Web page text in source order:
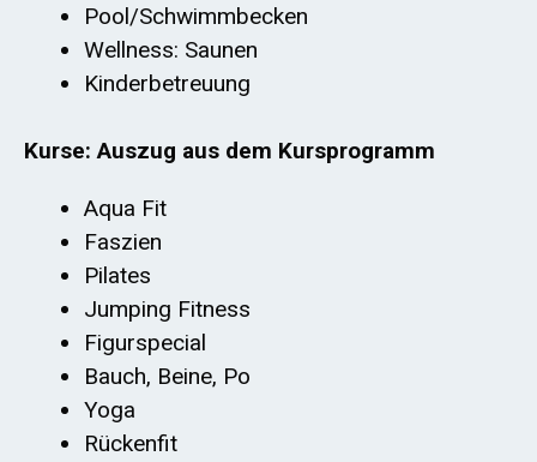
Pool/Schwimmbecken
Wellness: Saunen
Kinderbetreuung
Kurse: Auszug aus dem Kursprogramm
Aqua Fit
Faszien
Pilates
Jumping Fitness
Figurspecial
Bauch, Beine, Po
Yoga
Rückenfit